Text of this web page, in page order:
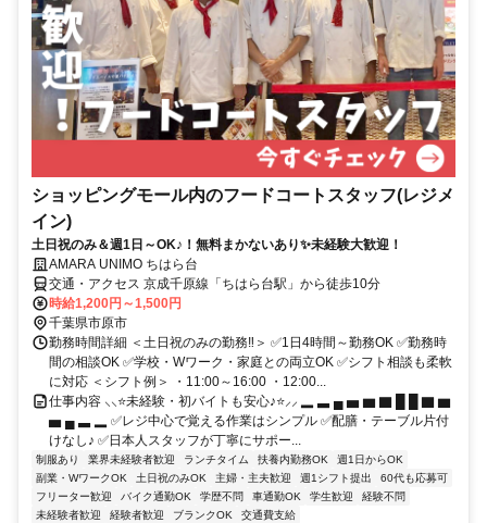
ショッピングモール内のフードコートスタッフ(レジメ
イン)
土日祝のみ＆週1日～OK♪！無料まかないあり✨未経験大歓迎！
AMARA UNIMO ちはら台
交通・アクセス 京成千原線「ちはら台駅」から徒歩10分
時給1,200円～1,500円
千葉県市原市
勤務時間詳細 ＜土日祝のみの勤務‼＞ ✅1日4時間～勤務OK ✅勤務時
間の相談OK ✅学校・Wワーク・家庭との両立OK ✅シフト相談も柔軟
に対応 ＜シフト例＞ ・11:00～16:00 ・12:00...
仕事内容 ⸜⸜⭐未経験・初バイトも安心♪⭐⸝⸝ ▂ ▃ ▄ ▅ ▆ ▇ █ █ ▇ ▆
▅ ▄ ▃ ▂ ✅レジ中心で覚える作業はシンプル ✅配膳・テーブル片付
けなし♪ ✅日本人スタッフが丁寧にサポー...
制服あり 業界未経験者歓迎 ランチタイム 扶養内勤務OK
週1日からOK
副業・WワークOK
土日祝のみOK 主婦・主夫歓迎 週1シフト提出
60代も応募可
フリーター歓迎
バイク通勤OK 学歴不問 車通勤OK 学生歓迎
経験不問
未経験者歓迎
経験者歓迎 ブランクOK 交通費支給